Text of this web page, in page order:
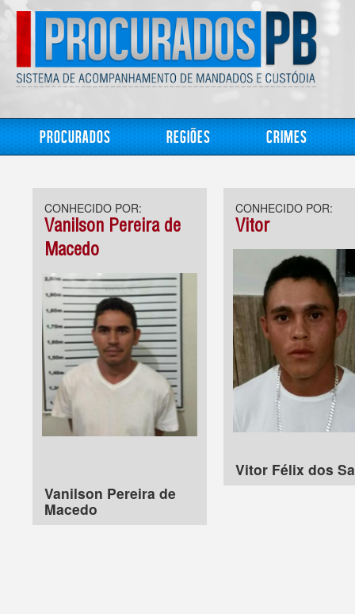
Procurados Regiões Crimes
CONHECIDO POR:
Vanilson Pereira de
Macedo
Vanilson Pereira de
Macedo
CONHECIDO POR:
Vitor
Vitor Félix dos